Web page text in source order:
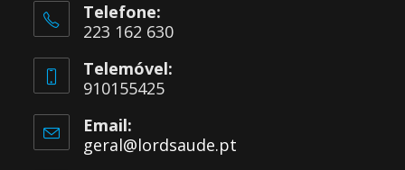
Telefone:
223 162 630
Telemóvel:
910155425
Email:
geral@lordsaude.pt